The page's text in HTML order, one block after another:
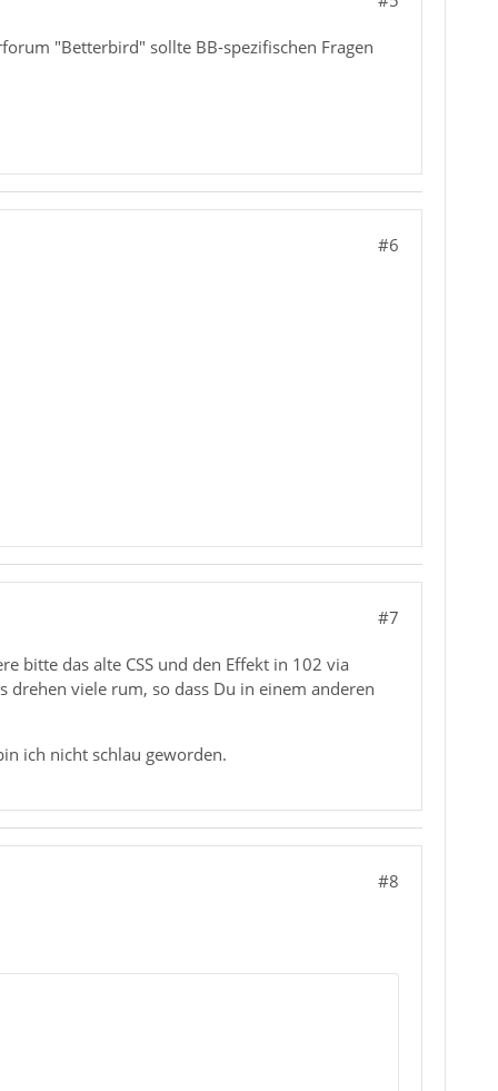
"Betterbird" sollte BB-spezifischen Fragen
#6
#7
bitte das alte CSS und den Effekt in 102 via
drehen viele rum, so dass Du in einem anderen
ich nicht schlau geworden.
#8